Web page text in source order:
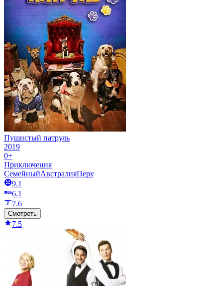
Пушистый патруль
2019
0+
Приключения
СемейныйАвстралияПеру
9.1
6.1
7.6
Смотреть
7.5